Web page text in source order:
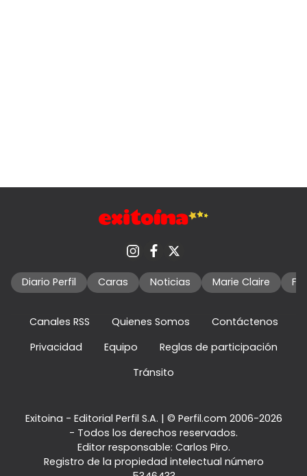
Diario Perfil Caras Noticias Marie Claire
Canales RSS Quienes Somos
Contáctenos
Privacidad
Equipo
Reglas de participación
Tránsito
Exitoina - Editorial Perfil S.A. | © Perfil.com 2006-2026
- Todos los derechos reservados.
Editor responsable: Carlos Piro.
Registro de la propiedad intelectual número